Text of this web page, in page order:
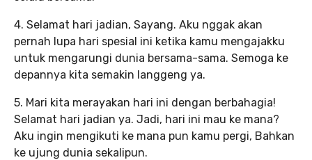
4. Selamat hari jadian, Sayang. Aku nggak akan
pernah lupa hari spesial ini ketika kamu mengajakku
untuk mengarungi dunia bersama-sama. Semoga ke
depannya kita semakin langgeng ya.
5. Mari kita merayakan hari ini dengan berbahagia!
Selamat hari jadian ya. Jadi, hari ini mau ke mana?
Aku ingin mengikuti ke mana pun kamu pergi, Bahkan
ke ujung dunia sekalipun.